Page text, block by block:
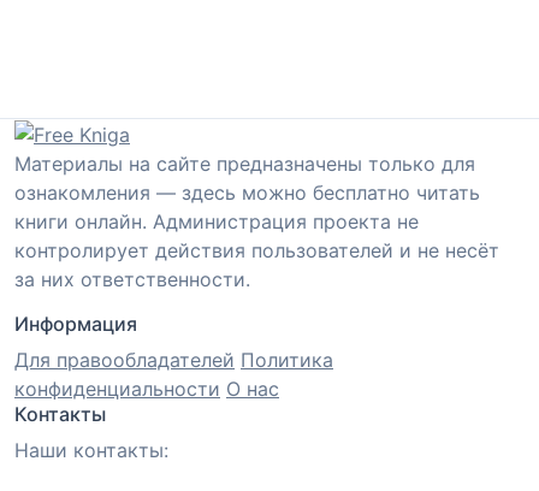
Материалы на сайте предназначены только для
ознакомления — здесь можно бесплатно читать
книги онлайн. Администрация проекта не
контролирует действия пользователей и не несёт
за них ответственности.
Информация
Для правообладателей Политика
конфиденциальности О нас
Контакты
Наши контакты: